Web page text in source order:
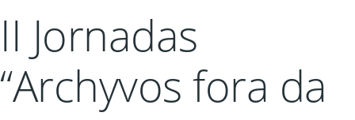
II Jornadas
“Archyvos fora da